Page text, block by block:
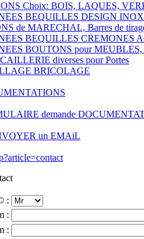
Choix: BOIS, LAQUES,
BEQUILLES DESIGN
de MARECHAL, Barres de
BEQUILLES CREMONES
BOUTONS pour
diverses pour Portes
BRICOLAGE
demande
un EMAiL
:
:
: